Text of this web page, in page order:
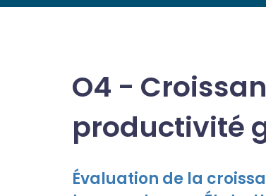
O4 -
productivité
Évaluation de la